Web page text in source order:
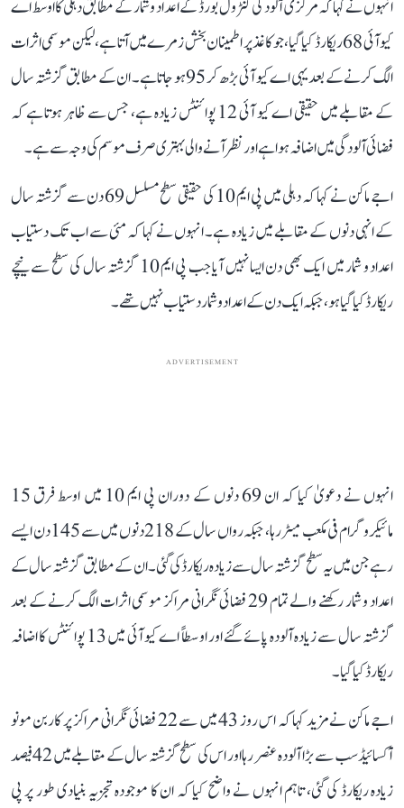
انہوں نے کہا کہ مرکزی آلودگی کنٹرول بورڈ کے اعداد و شمار کے مطابق دہلی کا اوسط اے
کیو آئی 68 ریکارڈ کیا گیا، جو کاغذ پر اطمینان بخش زمرے میں آتا ہے، لیکن موسمی اثرات
الگ کرنے کے بعد یہی اے کیو آئی بڑھ کر 95 ہو جاتا ہے۔ ان کے مطابق گزشتہ سال
کے مقابلے میں حقیقی اے کیو آئی 12 پوائنٹس زیادہ ہے، جس سے ظاہر ہوتا ہے کہ
فضائی آلودگی میں اضافہ ہوا ہے اور نظر آنے والی بہتری صرف موسم کی وجہ سے ہے۔
اجے ماکن نے کہا کہ دہلی میں پی ایم 10 کی حقیقی سطح مسلسل 69 دن سے گزشتہ سال
کے انہی دنوں کے مقابلے میں زیادہ ہے۔ انہوں نے کہا کہ مئی سے اب تک دستیاب
اعداد و شمار میں ایک بھی دن ایسا نہیں آیا جب پی ایم 10 گزشتہ سال کی سطح سے نیچے
ریکارڈ کیا گیا ہو، جبکہ ایک دن کے اعداد و شمار دستیاب نہیں تھے۔
ADVERTISEMENT
انہوں نے دعویٰ کیا کہ ان 69 دنوں کے دوران پی ایم 10 میں اوسط فرق 15
مائیکروگرام فی مکعب میٹر رہا، جبکہ رواں سال کے 218 دنوں میں سے 145 دن ایسے
رہے جن میں یہ سطح گزشتہ سال سے زیادہ ریکارڈ کی گئی۔ ان کے مطابق گزشتہ سال کے
اعداد و شمار رکھنے والے تمام 29 فضائی نگرانی مراکز موسمی اثرات الگ کرنے کے بعد
گزشتہ سال سے زیادہ آلودہ پائے گئے اور اوسطاً اے کیو آئی میں 13 پوائنٹس کا اضافہ
ریکارڈ کیا گیا۔
اجے ماکن نے مزید کہا کہ اس روز 43 میں سے 22 فضائی نگرانی مراکز پر کاربن مونو
آکسائیڈ سب سے بڑا آلودہ عنصر رہا اور اس کی سطح گزشتہ سال کے مقابلے میں 42 فیصد
زیادہ ریکارڈ کی گئی، تاہم انہوں نے واضح کیا کہ ان کا موجودہ تجزیہ بنیادی طور پر پی